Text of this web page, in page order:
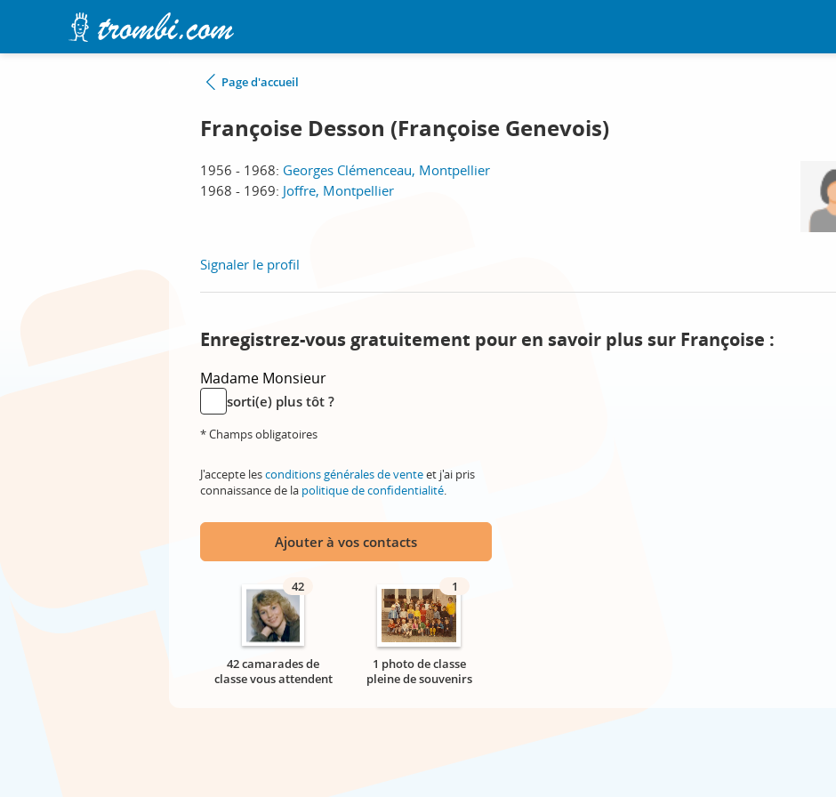
Page d'accueil
Françoise Desson (Françoise Genevois)
1956 - 1968: Georges Clémenceau, Montpellier
1968 - 1969: Joffre, Montpellier
Signaler le profil
Enregistrez-vous gratuitement pour en savoir plus sur Françoise :
Madame Monsieur
sorti(e) plus tôt ?
* Champs obligatoires
J'accepte lesconditions générales de venteet j'ai pris
connaissance de la politique de confidentialité.
Ajouter à vos contacts
42
42 camarades de
classe vous attendent
1
1 photo de classe
pleine de souvenirs